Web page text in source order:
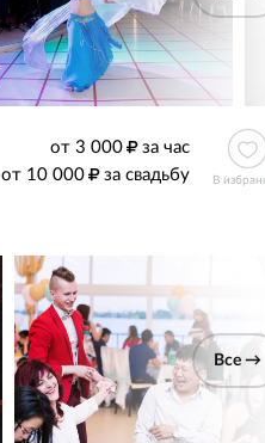
от 3 000
за час
от 10 000
за свадьбу В
Все →